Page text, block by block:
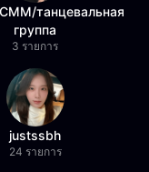
танцевальная
группа
3 รายการ
justssbh
24 รายการ